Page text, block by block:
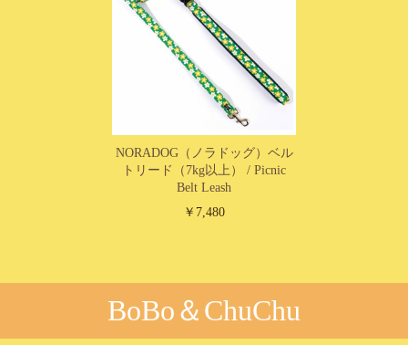
NORADOG（ノラドッグ）ベル
トリード（7kg以上） / Picnic
Belt Leash
￥7,480
BoBo＆ChuChu